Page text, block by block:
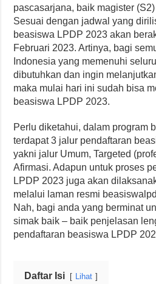
pascasarjana, baik magister
Sesuai dengan jadwal yang
beasiswa LPDP 2023 akan
Februari 2023. Artinya, bagi
Indonesia yang memenuhi
dibutuhkan dan ingin
maka mulai hari ini sudah bisa
beasiswa LPDP 2023.
Perlu diketahui, dalam program
terdapat 3 jalur pendaftaran
yakni jalur Umum, Targeted
Afirmasi. Adapun untuk proses
LPDP 2023 juga akan
melalui laman resmi
Nah, bagi anda yang berminat
simak baik – baik penjelasan
pendaftaran beasiswa LPDP
Daftar Isi Lihat